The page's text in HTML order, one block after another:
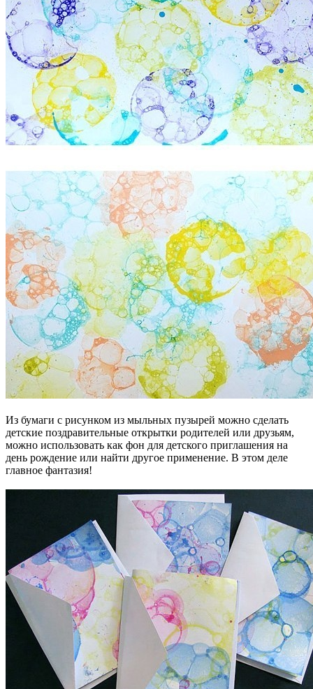
Из бумаги с рисунком из мыльных пузырей можно сделать
детские поздравительные открытки родителей или друзьям,
можно использовать как фон для детского приглашения на
день рождение или найти другое применение. В этом деле
главное фантазия!